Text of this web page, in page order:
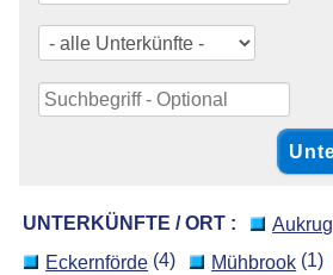
UNTERKÜNFTE / ORT : Aukrug
Eckernförde (4) Mühbrook (1)